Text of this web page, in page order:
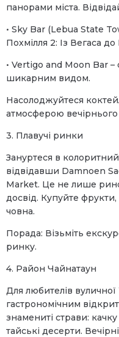
панорами міста.
• Sky Bar (Lebua State
Похмілля 2: Із Вегаса
• Vertigo and Moon Bar –
шикарним видом.
Насолоджуйтеся
атмосферою вечірнього
3. Плавучі ринки
Зануртеся в колоритний
відвідавши Damnoen
Market. Це не лише
досвід. Купуйте
човна.
Порада: Візьміть
ринку.
4. Район Чайнатаун
Для любителів вуличної
гастрономічним
знамениті страви:
тайські десерти.